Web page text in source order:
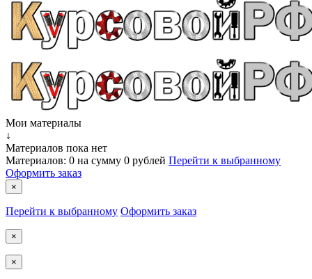
Мои материалы
↓
Материалов пока нет
Материалов: 0 на сумму 0 рублей Перейти к выбранному
Оформить заказ
×
Перейти к выбранному Оформить заказ
×
×